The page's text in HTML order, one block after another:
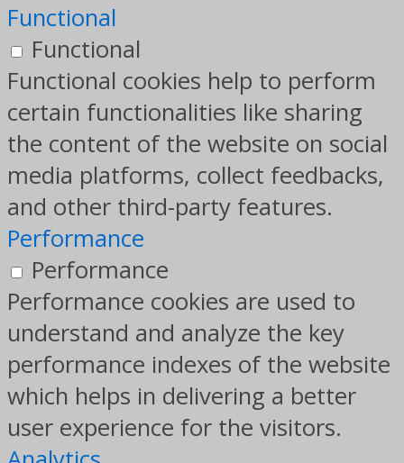
Functional
Functional
Functional cookies help to perform
certain functionalities like sharing
the content of the website on social
media platforms, collect feedbacks,
and other third-party features.
Performance
Performance
Performance cookies are used to
understand and analyze the key
performance indexes of the website
which helps in delivering a better
user experience for the visitors.